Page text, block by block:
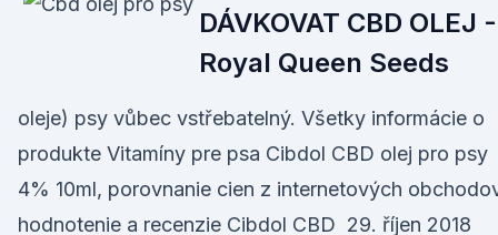
DÁVKOVAT CBD OLEJ -
Royal Queen Seeds
oleje) psy vůbec vstřebatelný. Všetky informácie o
produkte Vitamíny pre psa Cibdol CBD olej pro psy
4% 10ml, porovnanie cien z internetových
hodnotenie a recenzie Cibdol CBD 29. říjen 2018